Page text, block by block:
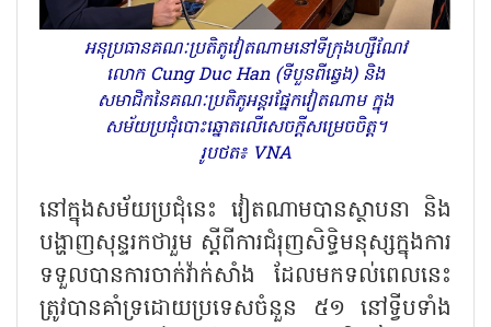
អនុប្រធានគណៈប្រតិភូវៀតណាមនៅទីក្រុងហ្សឺណែវ
លោក Cung Duc Han (ទីបួនពីឆ្វេង) និង
សមាជិកនៃគណៈប្រតិភូអន្តរផ្នែកវៀតណាម ក្នុង
សម័យប្រជុំបោះឆ្នោតលើសេចក្តីសម្រេចចិត្ត។
រូបថត៖ VNA
នៅក្នុងសម័យប្រជុំនេះ វៀតណាមបានស្ថាបនា និង
បង្ហាញសុន្ទរកថារួម ស្តីពីការជំរុញសិទ្ធិមនុស្សក្នុងការ
ទទួលបានការចាក់វ៉ាក់សាំង ដែលមកទល់ពេលនេះ
ត្រូវបានគាំទ្រដោយប្រទេសចំនួន ៥១ នៅទ្វីបទាំង